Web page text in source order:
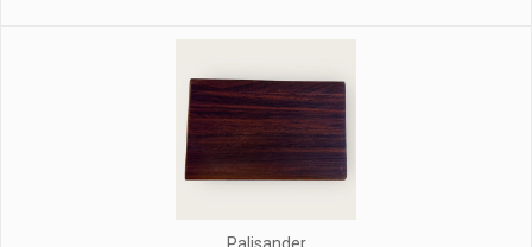
Palisander